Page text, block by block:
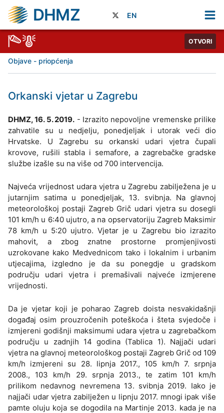
DHMZ EN
OTVORI
Objave - priopćenja
Orkanski vjetar u Zagrebu
DHMZ, 16. 5. 2019. - Izrazito nepovoljne vremenske prilike
zahvatile su u nedjelju, ponedjeljak i utorak veći dio
Hrvatske. U Zagrebu su orkanski udari vjetra čupali
krovove, rušili stabla i semafore, a zagrebačke gradske
službe izašle su na više od 700 intervencija.
Najveća vrijednost udara vjetra u Zagrebu zabilježena je u
jutarnjim satima u ponedjeljak, 13. svibnja. Na glavnoj
meteorološkoj postaji Zagreb Grič udari vjetra su dosegli
101 km/h u 6:40 ujutro, a na opservatoriju Zagreb Maksimir
78 km/h u 5:20 ujutro. Vjetar je u Zagrebu bio izrazito
mahovit, a zbog znatne prostorne promjenjivosti
uzrokovane kako Medvednicom tako i lokalnim i urbanim
utjecajima, izgledno je da su ponegdje u gradskom
području udari vjetra i premašivali najveće izmjerene
vrijednosti.
Da je vjetar koji je poharao Zagreb doista nesvakidašnji
događaj osim prouzročenih poteškoća i šteta svjedoče i
izmjereni godišnji maksimumi udara vjetra u zagrebačkom
području u zadnjih 14 godina (Tablica 1). Najjači udari
vjetra na glavnoj meteorološkog postaji Zagreb Grič od 109
km/h izmjereni su 28. lipnja 2017., 105 km/h 7. srpnja
2008., 103 km/h 29. srpnja 2013., te zatim 101 km/h
prilikom nedavnog nevremena 13. svibnja 2019. Iako je
najjači udar vjetra zabilježen u lipnju 2017. mnogi ipak više
pamte oluju koja se dogodila na Martinje 2013. kada je na